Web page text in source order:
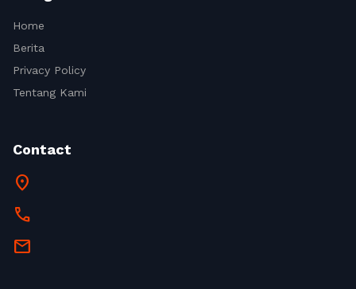
Home
Berita
Privacy Policy
Tentang Kami
Contact
location_on
call
mail